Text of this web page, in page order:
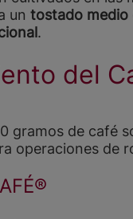
un tostado medio
.
del
gramos de café
operaciones de